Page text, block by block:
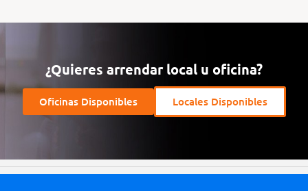
¿Quieres arrendar local u oficina?
Oficinas Disponibles Locales Disponibles